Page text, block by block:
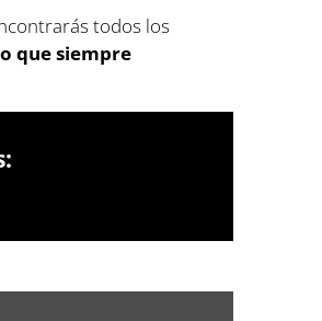
todos los
que siempre